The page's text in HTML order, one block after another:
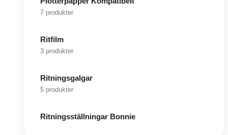
7 produkter
Ritfilm
3 produkter
Ritningsgalgar
5 produkter
Ritningsställningar Bonnie